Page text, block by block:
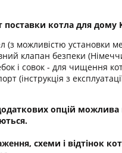
поставки котла для дому
(з можливістю установки
клапан безпеки
і совок - для чищення
(інструкція з
опцій
схеми і відтінок